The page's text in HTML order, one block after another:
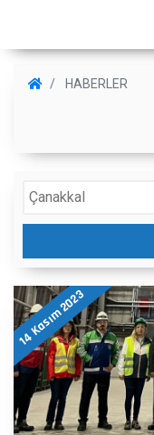
HABERLER
14 Kasım 2023